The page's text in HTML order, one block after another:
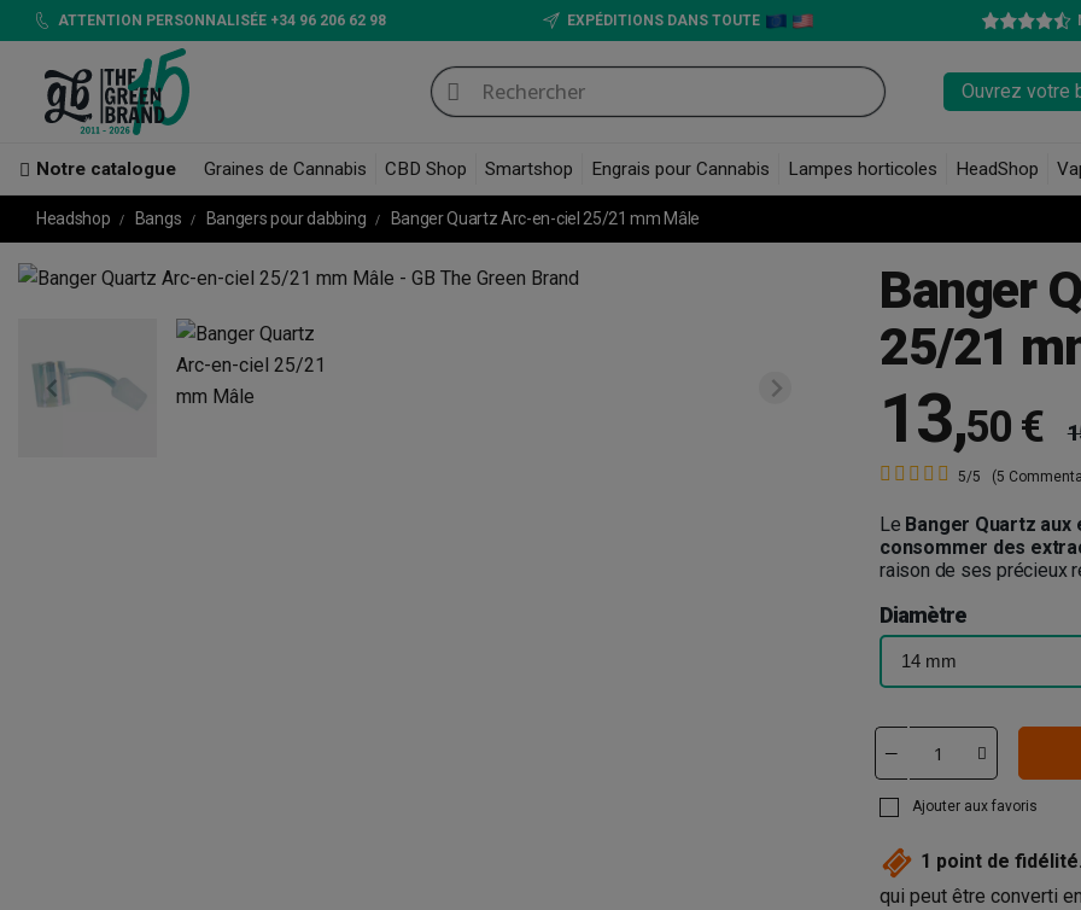
ATTENTION PERSONNALISÉE +34 96 206 62 98 EXPÉDITIONS DANS TOUTE
Ouvrez votre
Notre catalogue Graines de Cannabis CBD Shop Smartshop Engrais pour Cannabis Lampes horticoles HeadShop
Headshop Bangs Bangers pour dabbing Banger Quartz Arc-en-ciel 25/21 mm Mâle
Banger
25/21
13,50 €
5/5 (5
Le Banger Quartz
consommer des
raison de ses précieux
Diamètre
Ajouter aux favoris
1 point de fidélité.
qui peut être converti